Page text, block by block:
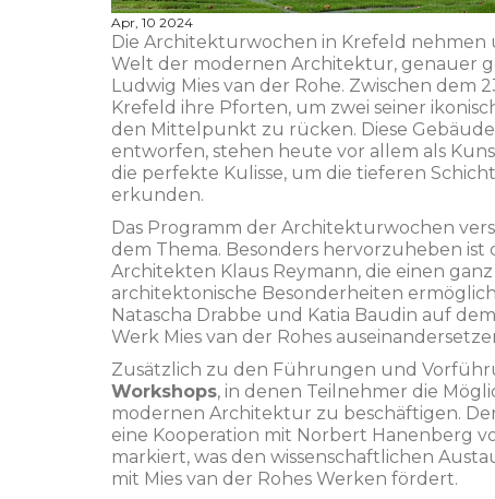
Apr, 10 2024
Die Architekturwochen in Krefeld nehmen
Welt der modernen Architektur, genauer
Ludwig Mies van der Rohe. Zwischen dem
Krefeld ihre Pforten, um zwei seiner
den Mittelpunkt zu rücken. Diese
entworfen, stehen heute vor allem als
die perfekte Kulisse, um die tieferen
erkunden.
Das Programm der Architekturwochen
dem Thema. Besonders hervorzuheben ist
Architekten Klaus Reymann, die einen
architektonische Besonderheiten
Natascha Drabbe und Katia Baudin auf
Werk Mies van der Rohes
Zusätzlich zu den Führungen und
Workshops, in denen Teilnehmer die
modernen Architektur zu beschäftigen.
eine Kooperation mit Norbert Hanenberg
markiert, was den wissenschaftlichen
mit Mies van der Rohes Werken fördert.